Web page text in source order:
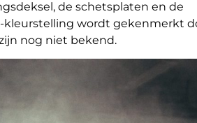
de schetsplaten en de
kleurstelling wordt gekenmerkt
nog niet bekend.